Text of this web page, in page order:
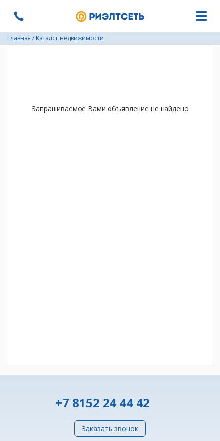
Главная / Каталог недвижимости
Запрашиваемое Вами объявление не найдено
+7 8152 24 44 42
Заказать звонок